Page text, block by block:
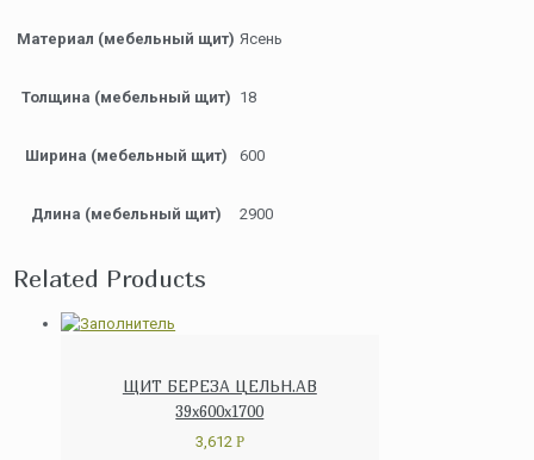
Материал (мебельный щит) Ясень
Толщина (мебельный щит) 18
Ширина (мебельный щит) 600
Длина (мебельный щит) 2900
Related Products
ЩИТ БЕРЕЗА ЦЕЛЬН.АВ
39x600x1700
3,612 Р